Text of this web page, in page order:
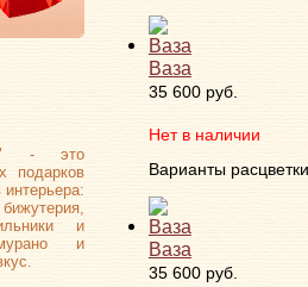
- это
подарков
и
и
Ваза
35 600 руб.
Нет в наличии
Варианты расцветки
Ваза
35 600 руб.